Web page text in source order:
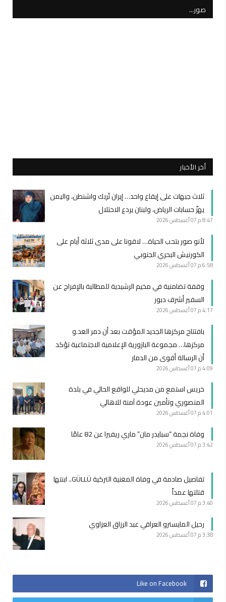
صور…
أخر الأخبار
ثلاث جبهات على إيقاع واحد… إيران تُربك واشنطن، واليمن
يهزّ حسابات الرياض، ولبنان يردع الاحتلال
8:47 م 07 أغسطس 2026
لأنو صور بتحب الحياة… لاقونا على مدى ثلاثة أيام على
الكورنيش البحري الجنوبي
6:58 م 07 أغسطس 2026
وقفة تضامنية في مخيم الرشيدية للمطالبة بالإفراج عن
السفير أشرف دبور
4:17 م 07 أغسطس 2026
بافتتاح مركزها الجديد المؤقت بعد أن دمر العد.و
مركزها… مجموعة البازورية الإعلامية الاجتماعية تؤكد
أن الرسالة أقوى من الدمار
4:09 م 07 أغسطس 2026
خريس استمع من مديحلي للواقع الحالي في بلدة
المنصوري وتأمين عودة آمنة للاهالي
4:01 م 07 أغسطس 2026
وفاة نجمة “سبايدر مان” ماري ريفيرا عن 82 عامًا
3:42 م 07 أغسطس 2026
تفاصيل صادمة في وفاة المغنية التركية GÜLLÜ.. ابنتها
قتلتها عمداً
3:40 م 07 أغسطس 2026
رحيل المايسترو العراقي عبد الرزاق العزاوي
3:38 م 07 أغسطس 2026
Like on Facebook